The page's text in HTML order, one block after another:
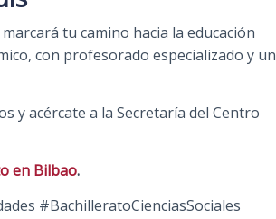
tu camino hacia la educación
con profesorado especializado y un
y acércate a la Secretaría del Centro
en Bilbao.
#BachilleratoCienciasSociales